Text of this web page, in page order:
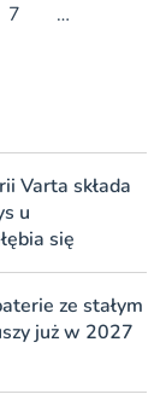
7 …
Varta składa
u
się
ze stałym
już w 2027